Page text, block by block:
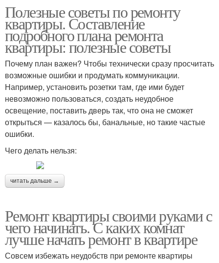
Полезные советы по ремонту
квартиры. Составление
подробного плана ремонта
квартиры: полезные советы
Почему план важен? Чтобы технически сразу просчитать
возможные ошибки и продумать коммуникации.
Например, установить розетки там, где ими будет
невозможно пользоваться, создать неудобное
освещение, поставить дверь так, что она не сможет
открыться — казалось бы, банальные, но такие частые
ошибки.
Чего делать нельзя:
читать дальше →
Ремонт квартиры своими руками с
чего начинать. С каких комнат
лучше начать ремонт в квартире
Совсем избежать неудобств при ремонте квартиры